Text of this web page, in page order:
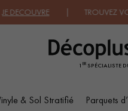
| TROUVEZ VOTRE
1 ERSPÉCIALISTE
& Sol Stratifié Parquets